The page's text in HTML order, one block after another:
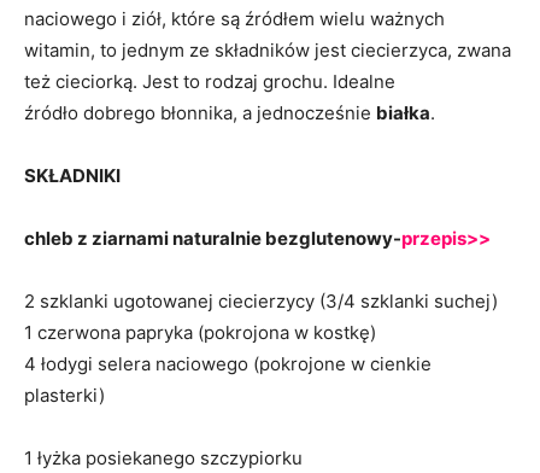
naciowego i ziół, które są źródłem wielu ważnych
witamin, to jednym ze składników jest ciecierzyca, zwana
też cieciorką. Jest to rodzaj grochu. Idealne
źródło dobrego błonnika, a jednocześnie białka.
SKŁADNIKI
chleb z ziarnami naturalnie bezglutenowy-przepis>>
2 szklanki ugotowanej ciecierzycy (3/4 szklanki suchej)
1 czerwona papryka (pokrojona w kostkę)
4 łodygi selera naciowego (pokrojone w cienkie
plasterki)
1 łyżka posiekanego szczypiorku